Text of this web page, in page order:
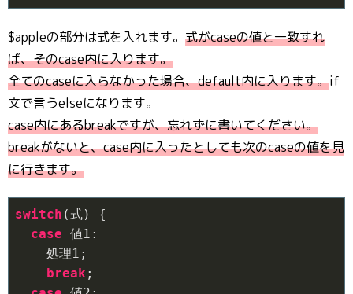
$appleの部分は式を入れます。 式がcaseの値と一致すれ
ば、そのcase内に入ります。
全てのcaseに入らなかった場合、default内に入ります。if
文で言うelseになります。
case内にあるbreakですが、忘れずに書いてください。
breakがないと、case内に入ったとしても次のcaseの値を見
に行きます。
switch (式) {
case 値1 :
    処理
1 ;
break ;